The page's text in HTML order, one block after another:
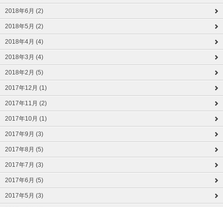
2018年6月 (2)
2018年5月 (2)
2018年4月 (4)
2018年3月 (4)
2018年2月 (5)
2017年12月 (1)
2017年11月 (2)
2017年10月 (1)
2017年9月 (3)
2017年8月 (5)
2017年7月 (3)
2017年6月 (5)
2017年5月 (3)